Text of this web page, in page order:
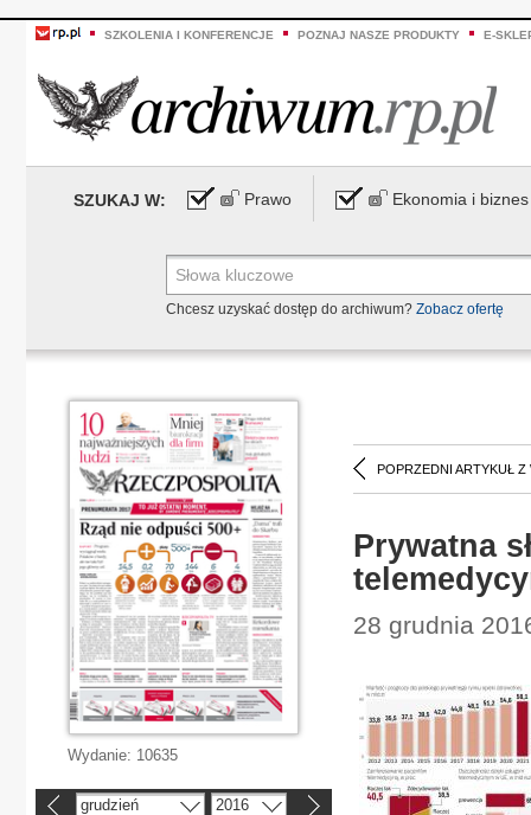
SZKOLENIA I KONFERENCJE POZNAJ NASZE PRODUKTY E-
SZUKAJ W: Prawo Ekonomia i biznes
Chcesz uzyskać dostęp do archiwum? Zobacz ofertę
POPRZEDNI ARTYKUŁ Z
Prywatna
28 grudnia
Wydanie: 10635
grudzień 2016